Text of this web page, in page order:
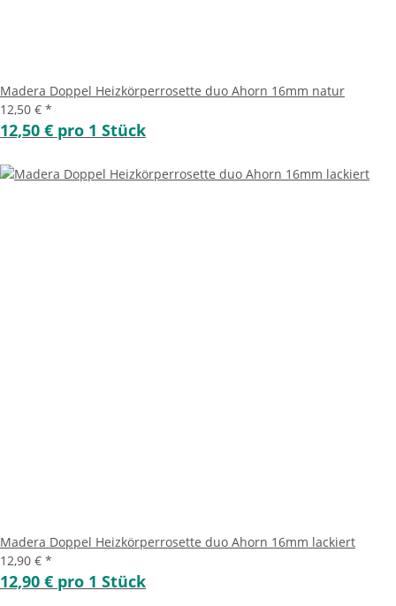
Madera Doppel Heizkörperrosette duo Ahorn 16mm natur
12,50 € *
12,50 € pro 1 Stück
Madera Doppel Heizkörperrosette duo Ahorn 16mm lackiert
12,90 € *
12,90 € pro 1 Stück